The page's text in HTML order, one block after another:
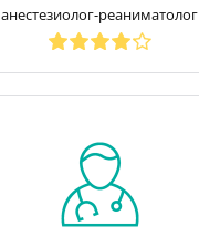
анестезиолог-реаниматолог